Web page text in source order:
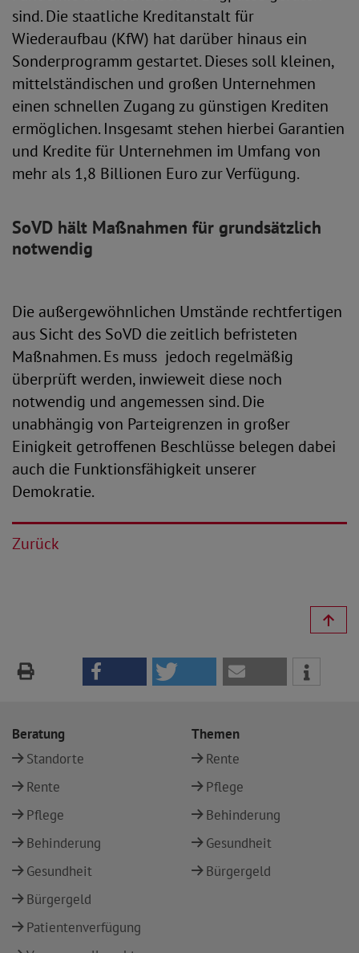
sind. Die staatliche Kreditanstalt für
Wiederaufbau (KfW) hat darüber hinaus ein
Sonderprogramm gestartet. Dieses soll kleinen,
mittelständischen und großen Unternehmen
einen schnellen Zugang zu günstigen Krediten
ermöglichen. Insgesamt stehen hierbei Garantien
und Kredite für Unternehmen im Umfang von
mehr als 1,8 Billionen Euro zur Verfügung.
SoVD hält Maßnahmen für grundsätzlich
notwendig
Die außergewöhnlichen Umstände rechtfertigen
aus Sicht des SoVD die zeitlich befristeten
Maßnahmen. Es muss jedoch regelmäßig
überprüft werden, inwieweit diese noch
notwendig und angemessen sind. Die
unabhängig von Parteigrenzen in großer
Einigkeit getroffenen Beschlüsse belegen dabei
auch die Funktionsfähigkeit unserer
Demokratie.
Zurück
Beratung
Standorte
Rente
Pflege
Behinderung
Gesundheit
Bürgergeld
Patientenverfügung
Themen
Rente
Pflege
Behinderung
Gesundheit
Bürgergeld